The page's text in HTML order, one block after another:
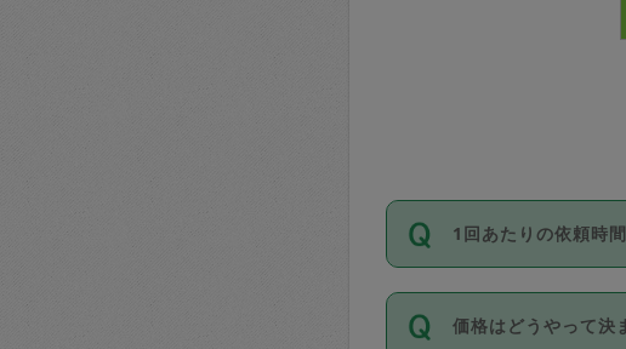
1回あたりの依頼時
依頼1回につき3時
い。機能をご利用い
価格はどうやって決